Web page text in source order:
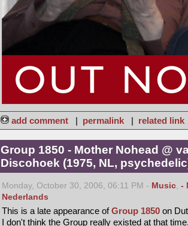
add comment | permalink| related link
Group 1850 - Mother Nohead @
Discohoek (1975, NL,
Monday, October 30, 2006, 06:11 PM - Music, -
Nederlands
This is a late appearance ofGroup 1850on
I don't think the Group really existed at that